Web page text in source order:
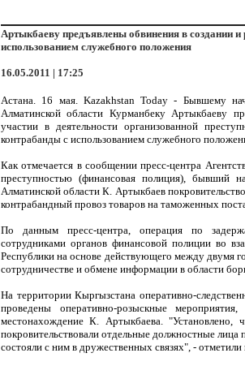
Артыкбаеву предъявлены обвинения в создании
использованием служебного положения
16.05.2011 | 17:25
Астана. 16 мая. Kazakhstan Today - Бывшему
Алматинской области Курманбеку Артыкбаеву
участии в деятельности организованной
контрабанды с использованием служебного
Как отмечается в сообщении пресс-центра
преступностью (финансовая полиция), бывший
Алматинской области К. Артыкбаев
контрабандный провоз товаров на таможенных
По данным пресс-центра, операция по
сотрудниками органов финансовой полиции во
Республики на основе действующего между двумя
сотрудничестве и обмене информации в области
На территории Кыргызстана оперативно-
проведены оперативно-розыскные
местонахождение К. Артыкбаева. "Установлено,
покровительствовали отдельные должностные
состояли с ним в дружественных связях", - отметили